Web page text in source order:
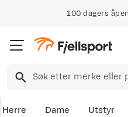
100 dagers
Herre Dame Utstyr